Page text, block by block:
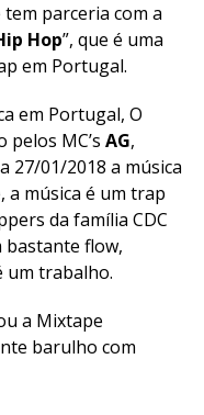
tem parceria com a
Hop”, que é uma
em Portugal.
em Portugal, O
pelos MC’s AG,
27/01/2018 a música
a música é um trap
da família CDC
bastante flow,
um trabalho.
a Mixtape
barulho com